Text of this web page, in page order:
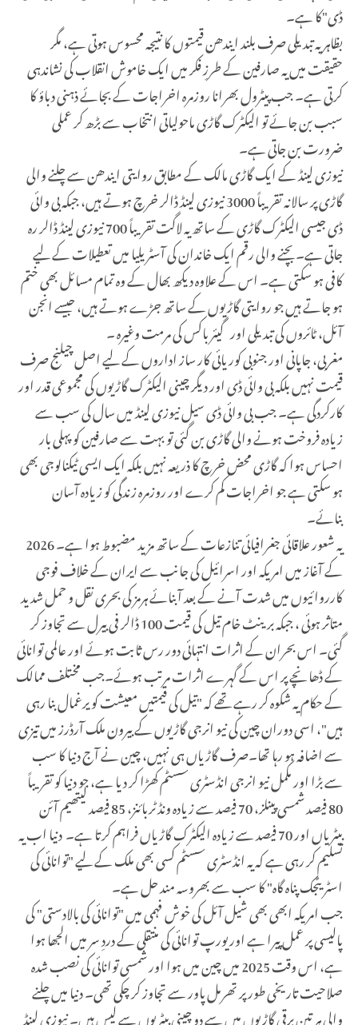
ڈی"کا ہے۔
بظاہر یہ تبدیلی صرف بلند ایندھن قیمتوں کا نتیجہ محسوس ہوتی ہے، مگر
حقیقت میں یہ صارفین کے طرزِ فکر میں ایک خاموش انقلاب کی نشاندہی
کرتی ہے۔ جب پیٹرول بھرانا روزمرہ اخراجات کے بجائے ذہنی دباؤ کا
سبب بن جائے تو الیکٹرک گاڑی ماحولیاتی انتخاب سے بڑھ کر عملی
ضرورت بن جاتی ہے۔
نیوزی لینڈ کے ایک گاڑی مالک کے مطابق روایتی ایندھن سے چلنے والی
گاڑی پر سالانہ تقریباً 3000 نیوزی لینڈ ڈالر خرچ ہوتے ہیں، جبکہ بی وائی
ڈی جیسی الیکٹرک گاڑی کے ساتھ یہ لاگت تقریباً 700 نیوزی لینڈ ڈالر رہ
جاتی ہے۔ بچنے والی رقم ایک خاندان کی آسٹریلیا میں تعطیلات کے لیے
کافی ہو سکتی ہے۔ اس کے علاوہ دیکھ بھال کے وہ تمام مسائل بھی ختم
ہو جاتے ہیں جو روایتی گاڑیوں کے ساتھ جڑے ہوتے ہیں، جیسے انجن
آئل، ٹائروں کی تبدیلی اور گیئر باکس کی مرمت وغیرہ ۔
مغربی، جاپانی اور جنوبی کوریائی کار ساز اداروں کے لیے اصل چیلنج صرف
قیمت نہیں بلکہ بی وائی ڈی اور دیگر چینی الیکٹرک گاڑیوں کی مجموعی قدر اور
کارکردگی ہے۔ جب بی وائی ڈی سیل نیوزی لینڈ میں سال کی سب سے
زیادہ فروخت ہونے والی گاڑی بن گئی تو بہت سے صارفین کو پہلی بار
احساس ہوا کہ گاڑی محض خرچ کا ذریعہ نہیں بلکہ ایک ایسی ٹیکنالوجی بھی
ہو سکتی ہے جو اخراجات کم کرے اور روزمرہ زندگی کو زیادہ آسان
بنائے۔
یہ شعور علاقائی جغرافیائی تنازعات کے ساتھ مزید مضبوط ہوا ہے۔ 2026
کے آغاز میں امریکہ اور اسرائیل کی جانب سے ایران کے خلاف فوجی
کارروائیوں میں شدت آنے کے بعد آبنائے ہرمز کی بحری نقل و حمل شدید
متاثر ہوئی ، جبکہ برینٹ خام تیل کی قیمت 100 ڈالر فی بیرل سے تجاوز کر
گئی۔ اس بحران کے اثرات انتہائی دور رس ثابت ہوئے اور عالمی توانائی
کے ڈھانچے پر اس کے گہرے اثرات مرتب ہوئے۔جب مختلف ممالک
کے حکام یہ شکوہ کر رہے تھے کہ "تیل کی قیمتیں معیشت کو یرغمال بنا رہی
ہیں"، اسی دوران چین کی نیو انرجی گاڑیوں کے بیرون ملک آرڈرز میں تیزی
سے اضافہ ہو رہا تھا۔صرف گاڑیاں ہی نہیں، چین نے آج دنیا کا سب
سے بڑا اور مکمل نیو انرجی انڈسٹری سسٹم کھڑا کر دیا ہے، جو دنیا کو تقریباً
80 فیصد شمسی پینلز، 70 فیصد سے زیادہ ونڈ ٹربائنز، 85 فیصد لیتھیم آئن
بیٹریاں اور 70 فیصد سے زیادہ الیکٹرک گاڑیاں فراہم کرتا ہے۔ دنیا اب یہ
تسلیم کر رہی ہے کہ یہ انڈسٹری سسٹم کسی بھی ملک کے لیے "توانائی کی
اسٹر یٹجک پناہ گاہ" کا سب سے بھروسہ مند حل ہے۔
جب امریکہ ابھی بھی شیل آئل کی خوش فہمی میں "توانائی کی بالادستی" کی
پالیسی پر عمل پیرا ہے اور یورپ توانائی کی منتقلی کے دردِ سر میں الجھا ہوا
ہے، اس وقت 2025 میں چین میں ہوا اور شمسی توانائی کی نصب شدہ
صلاحیت تاریخی طور پر تھرمل پاور سے تجاوز کر چکی تھی۔ دنیا میں چلنے
والی ہر تین برقی گاڑیوں میں سے دو چینی بیٹریوں سے لیس ہیں۔ نیوزی لینڈ